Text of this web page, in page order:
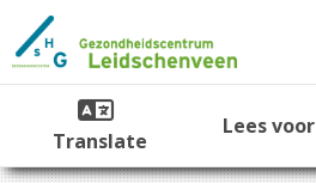
Translate
Lees voor